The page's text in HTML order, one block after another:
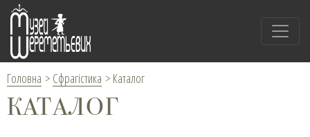
Головна > Сфрагістика > Каталог
КАТАЛОГ